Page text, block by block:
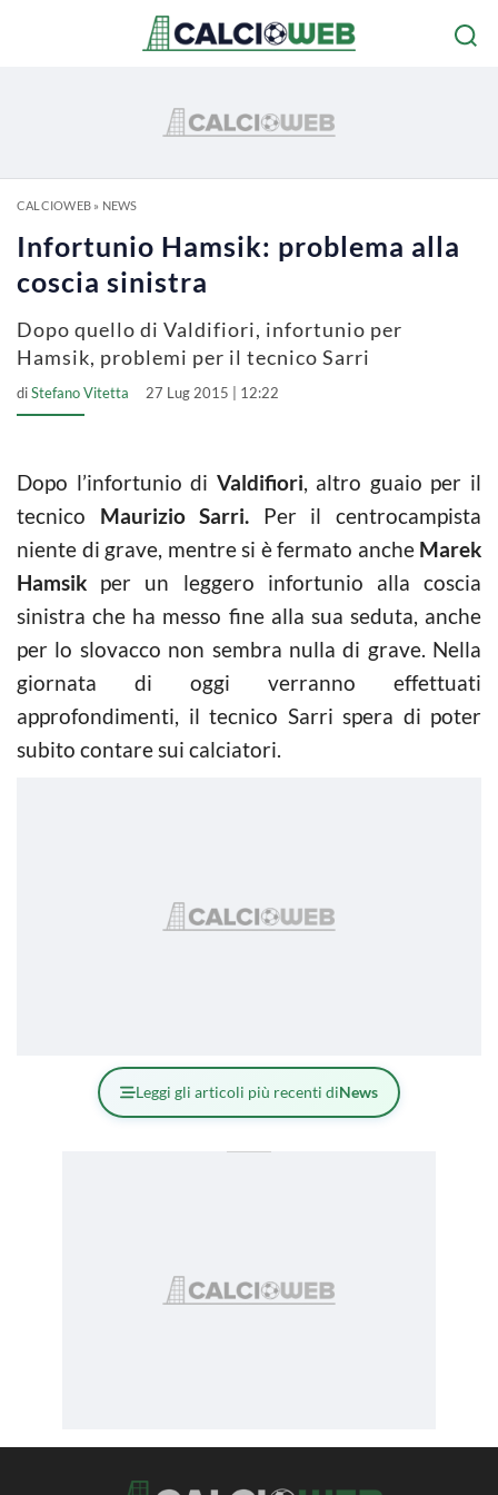
CALCIOWEB» NEWS
Infortunio Hamsik: problema alla
coscia sinistra
Dopo quello di Valdifiori, infortunio per
Hamsik, problemi per il tecnico Sarri
diStefano Vitetta 27 Lug 2015 | 12:22
Dopo l’infortunio di Valdifiori, altro guaio per il
tecnico Maurizio Sarri. Per il centrocampista
niente di grave, mentre si è fermato anche Marek
Hamsik per un leggero infortunio alla coscia
sinistra che ha messo fine alla sua seduta, anche
per lo slovacco non sembra nulla di grave. Nella
giornata di oggi verranno effettuati
approfondimenti, il tecnico Sarri spera di poter
subito contare sui calciatori.
Leggi gli articoli più recenti diNews